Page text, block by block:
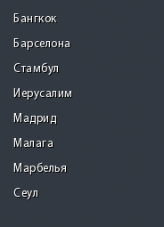
Бангкок
Барселона
Стамбул
Иерусалим
Мадрид
Малага
Марбелья
Сеул